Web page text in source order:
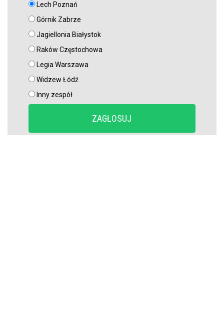
Lech Poznań
Górnik Zabrze
Jagiellonia Białystok
Raków Częstochowa
Legia Warszawa
Widzew Łódź
Inny zespół